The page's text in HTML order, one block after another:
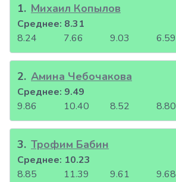
1. Михаил Копылов
8.24 7.66 9.03 6.59
Среднее: 8.31
2. Амина Чебочакова
9.86 10.40 8.52 8.80
Среднее: 9.49
3. Трофим Бабин
8.85 11.39 9.61 9.68
Среднее: 10.23